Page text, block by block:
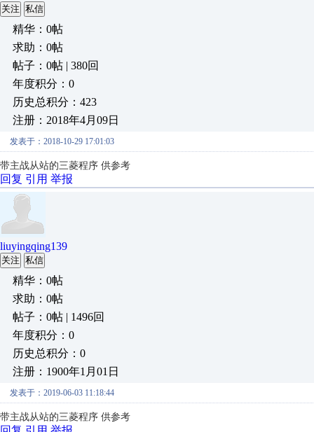
关注 私信
精华：0帖
求助：0帖
帖子：0帖 | 380回
年度积分：0
历史总积分：423
注册：2018年4月09日
发表于：2018-10-29 17:01:03
带主战从站的三菱程序 供参考
回复 引用 举报
liuyingqing139
关注 私信
精华：0帖
求助：0帖
帖子：0帖 | 1496回
年度积分：0
历史总积分：0
注册：1900年1月01日
发表于：2019-06-03 11:18:44
带主战从站的三菱程序 供参考